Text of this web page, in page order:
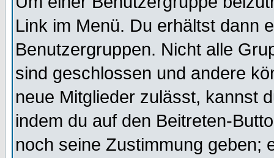
Link im Menü. Du erhältst dann
Benutzergruppen. Nicht alle
sind geschlossen und andere
neue Mitglieder zulässt, kannst
indem du auf den Beitreten-
noch seine Zustimmung geben;